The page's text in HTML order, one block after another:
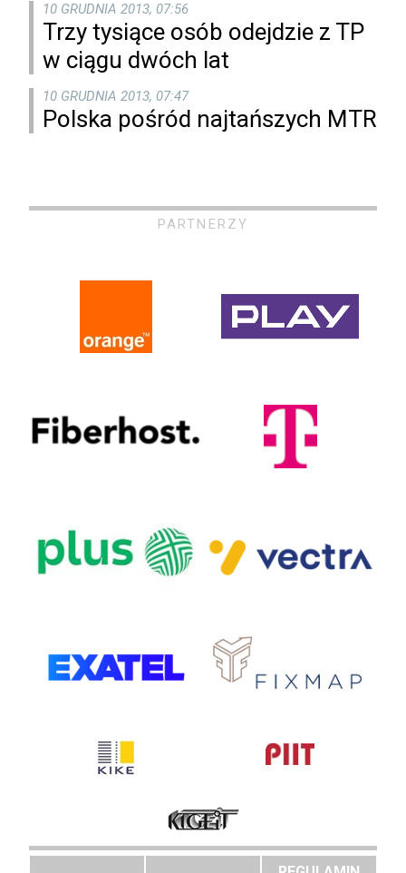
10 GRUDNIA 2013, 07:56
Trzy tysiące osób odejdzie z TP
w ciągu dwóch lat
10 GRUDNIA 2013, 07:47
Polska pośród najtańszych MTR
PARTNERZY